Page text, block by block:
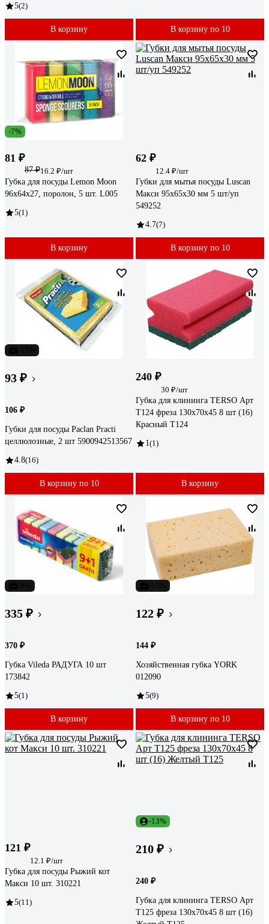
5(2)
В корзину В корзину по 10
-7%
81 ₽
87 ₽16.2 ₽/шт
Губка для посуды Lemon Moon
96x64x27, поролон, 5 шт. L005
5(1)
В корзину
62 ₽
12.4 ₽/шт
Губки для мытья посуды Luscan
Макси 95x65x30 мм 5 шт/уп
549252
4.7(7)
В корзину по 10
93 ₽
106 ₽
Губки для посуды Paclan Practi
целлюлозные, 2 шт 5900942513567
4.8(16)
В корзину по 10
240 ₽
30 ₽/шт
Губка для клининга TERSO Арт
Т124 фреза 130x70x45 8 шт (16)
Красный T124
1 (1)
В корзину
335 ₽
370 ₽
Губка Vileda РАДУГА 10 шт
173842
5(1)
В корзину
122 ₽
144 ₽
Хозяйственная губка YORK
012090
5(9)
В корзину по 10
121 ₽
12.1 ₽/шт
Губка для посуды Рыжий кот
Макси 10 шт. 310221
5(11)
-13%
210 ₽
240 ₽
Губка для клининга TERSO Арт
Т125 фреза 130x70x45 8 шт (16)